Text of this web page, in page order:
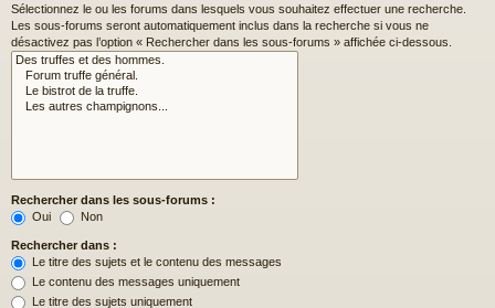
Sélectionnez le ou les forums dans lesquels vous souhaitez effectuer une recherche.
Les sous-forums seront automatiquement inclus dans la recherche si vous ne
désactivez pas l’option « Rechercher dans les sous-forums » affichée ci-dessous.
Rechercher dans les sous-forums :
Oui
Non
Rechercher dans :
Le titre des sujets et le contenu des messages
Le contenu des messages uniquement
Le titre des sujets uniquement